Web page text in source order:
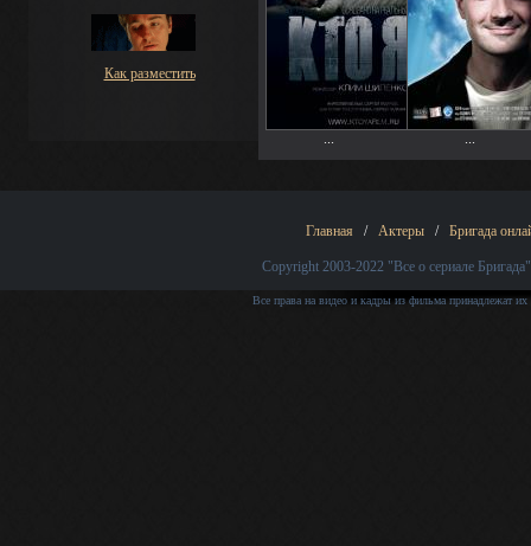
Как разместить
... ...
Главная / Актеры / Бригада
Copyright 2003-2022 "Все о сериале Бригада"
Все права на видео и кадры из фильма принадлежат